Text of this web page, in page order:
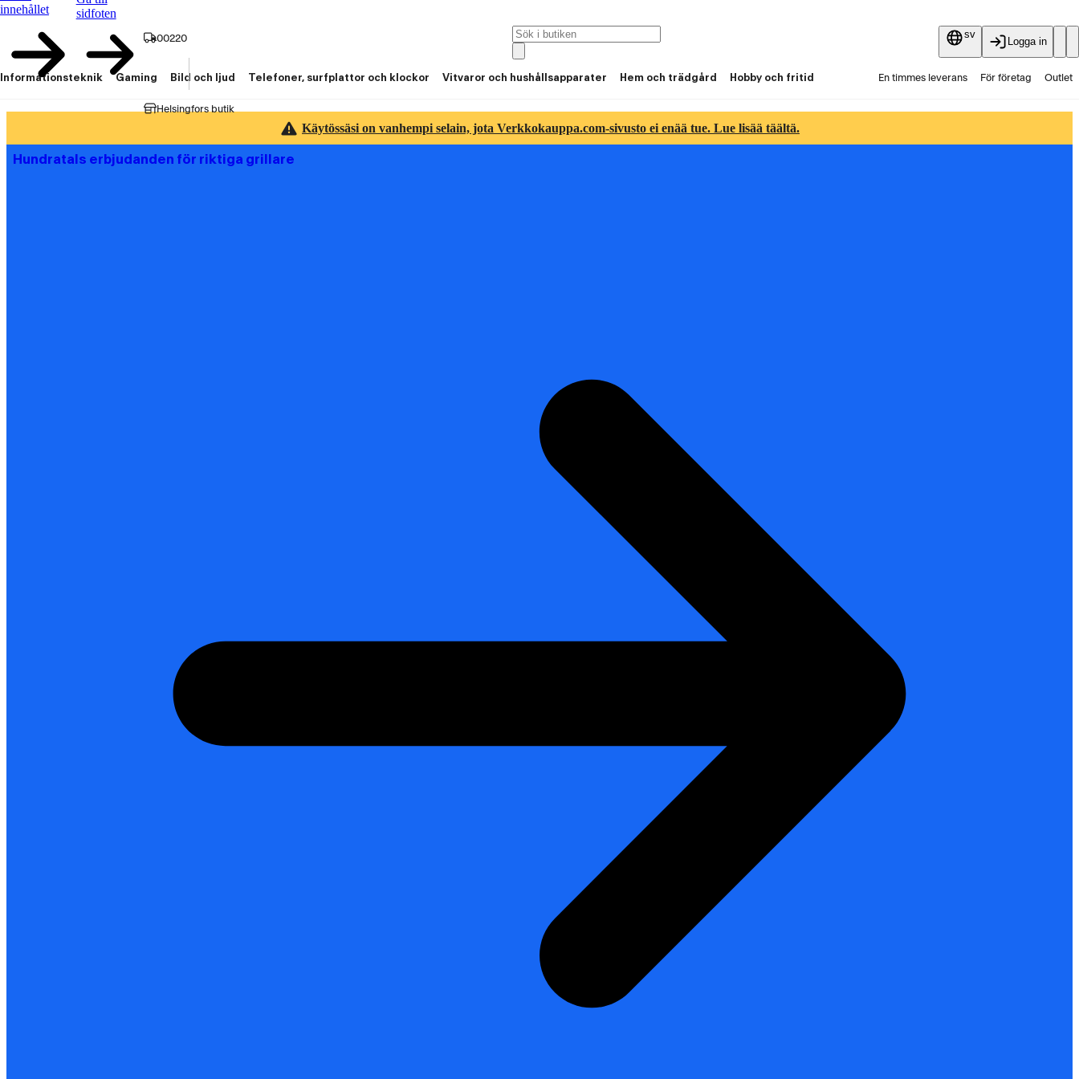
innehållet
sidfoten
00220
Helsingfors butik
sv
Logga in
Informationsteknik Gaming Bild och ljud Telefoner, surfplattor och klockor Vitvaror och hushållsapparater Hem och trädgård Hobby och fritid En timmes leverans För företag Outlet
Käytössäsi on vanhempi selain, jota Verkkokauppa.com-sivusto ei enää tue. Lue lisää täältä.
Hundratals erbjudanden för riktiga grillare